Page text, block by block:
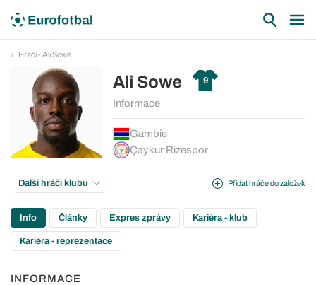
Hráči - Ali Sowe
Ali Sowe 9
Informace
Gambie
Çaykur Rizespor
Přidat hráče do záložek
Další hráči klubu
Info Články Expres zprávy Kariéra - klub
Kariéra - reprezentace
INFORMACE